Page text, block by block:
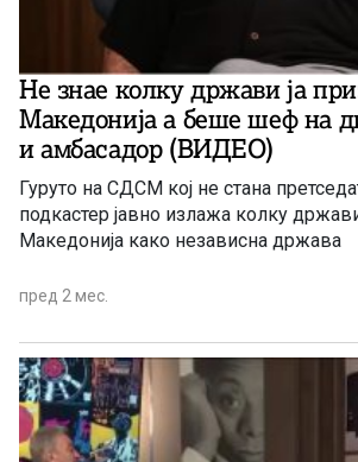
Не знае колку држави ја
Македонија а беше шеф на
и амбасадор (ВИДЕО)
Гуруто на СДСМ кој не стана
подкастер јавно излажа колку
Македонија како независна држава
пред 2 мес.